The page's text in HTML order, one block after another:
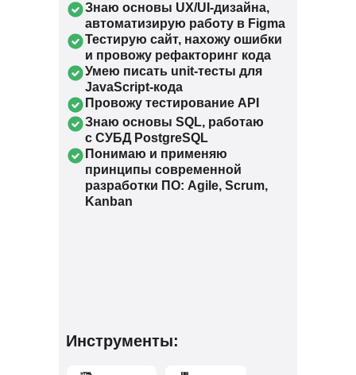
Инструменты:
Знаю основы UX/UI-дизайна,
автоматизирую работу в Figma
Тестирую сайт, нахожу ошибки
и провожу рефакторинг кода
Умею писать unit-тесты для
JavaScript-кода
Провожу тестирование API
Знаю основы SQL, работаю
с СУБД PostgreSQL
Понимаю и применяю
принципы современной
разработки ПО: Agile, Scrum,
Kanban